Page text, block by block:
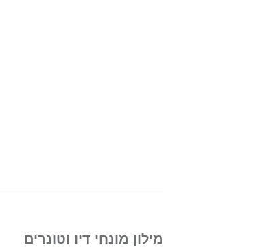
מילון מונחי דיו וטונרים